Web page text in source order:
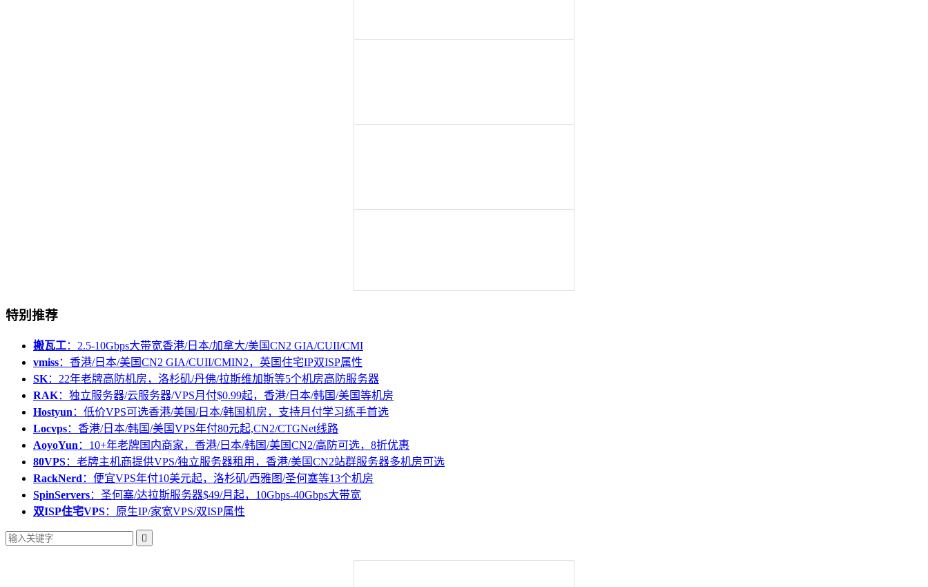
特别推荐
搬瓦工：2.5-10Gbps大带宽香港/日本/加拿大/美国CN2 GIA/CUII/CMI
vmiss：香港/日本/美国CN2 GIA/CUII/CMIN2，英国住宅IP双ISP属性
SK：22年老牌高防机房，洛杉矶/丹佛/拉斯维加斯等5个机房高防服务器
RAK：独立服务器/云服务器/VPS月付$0.99起，香港/日本/韩国/美国等机房
Hostyun ：低价VPS可选香港/美国/日本/韩国机房，支持月付学习练手首选
Locvps：香港/日本/韩国/美国VPS年付80元起,CN2/CTGNet线路
AoyoYun ：10+年老牌国内商家，香港/日本/韩国/美国CN2/高防可选，8折优惠
80VPS：老牌主机商提供VPS/独立服务器租用，香港/美国CN2站群服务器多机房可选
RackNerd ：便宜VPS年付10美元起，洛杉矶/西雅图/圣何塞等13个机房
SpinServers：圣何塞/达拉斯服务器$49/月起，10Gbps-40Gbps大带宽
双ISP住宅VPS：原生IP/家宽VPS/双ISP属性
